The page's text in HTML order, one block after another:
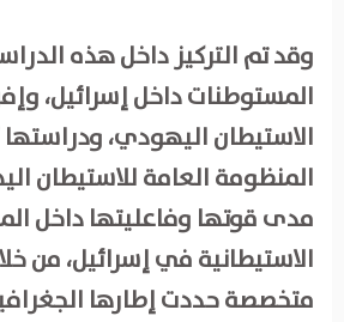
وقد تم التركيز داخل هذه
المستوطنات داخل إسرائيل،
الاستيطان اليهودي،
المنظومة العامة للاستيطان
مدى قوتها وفاعليتها داخل
الاستيطانية في إسرائيل، من
متخصصة حددت إطارها